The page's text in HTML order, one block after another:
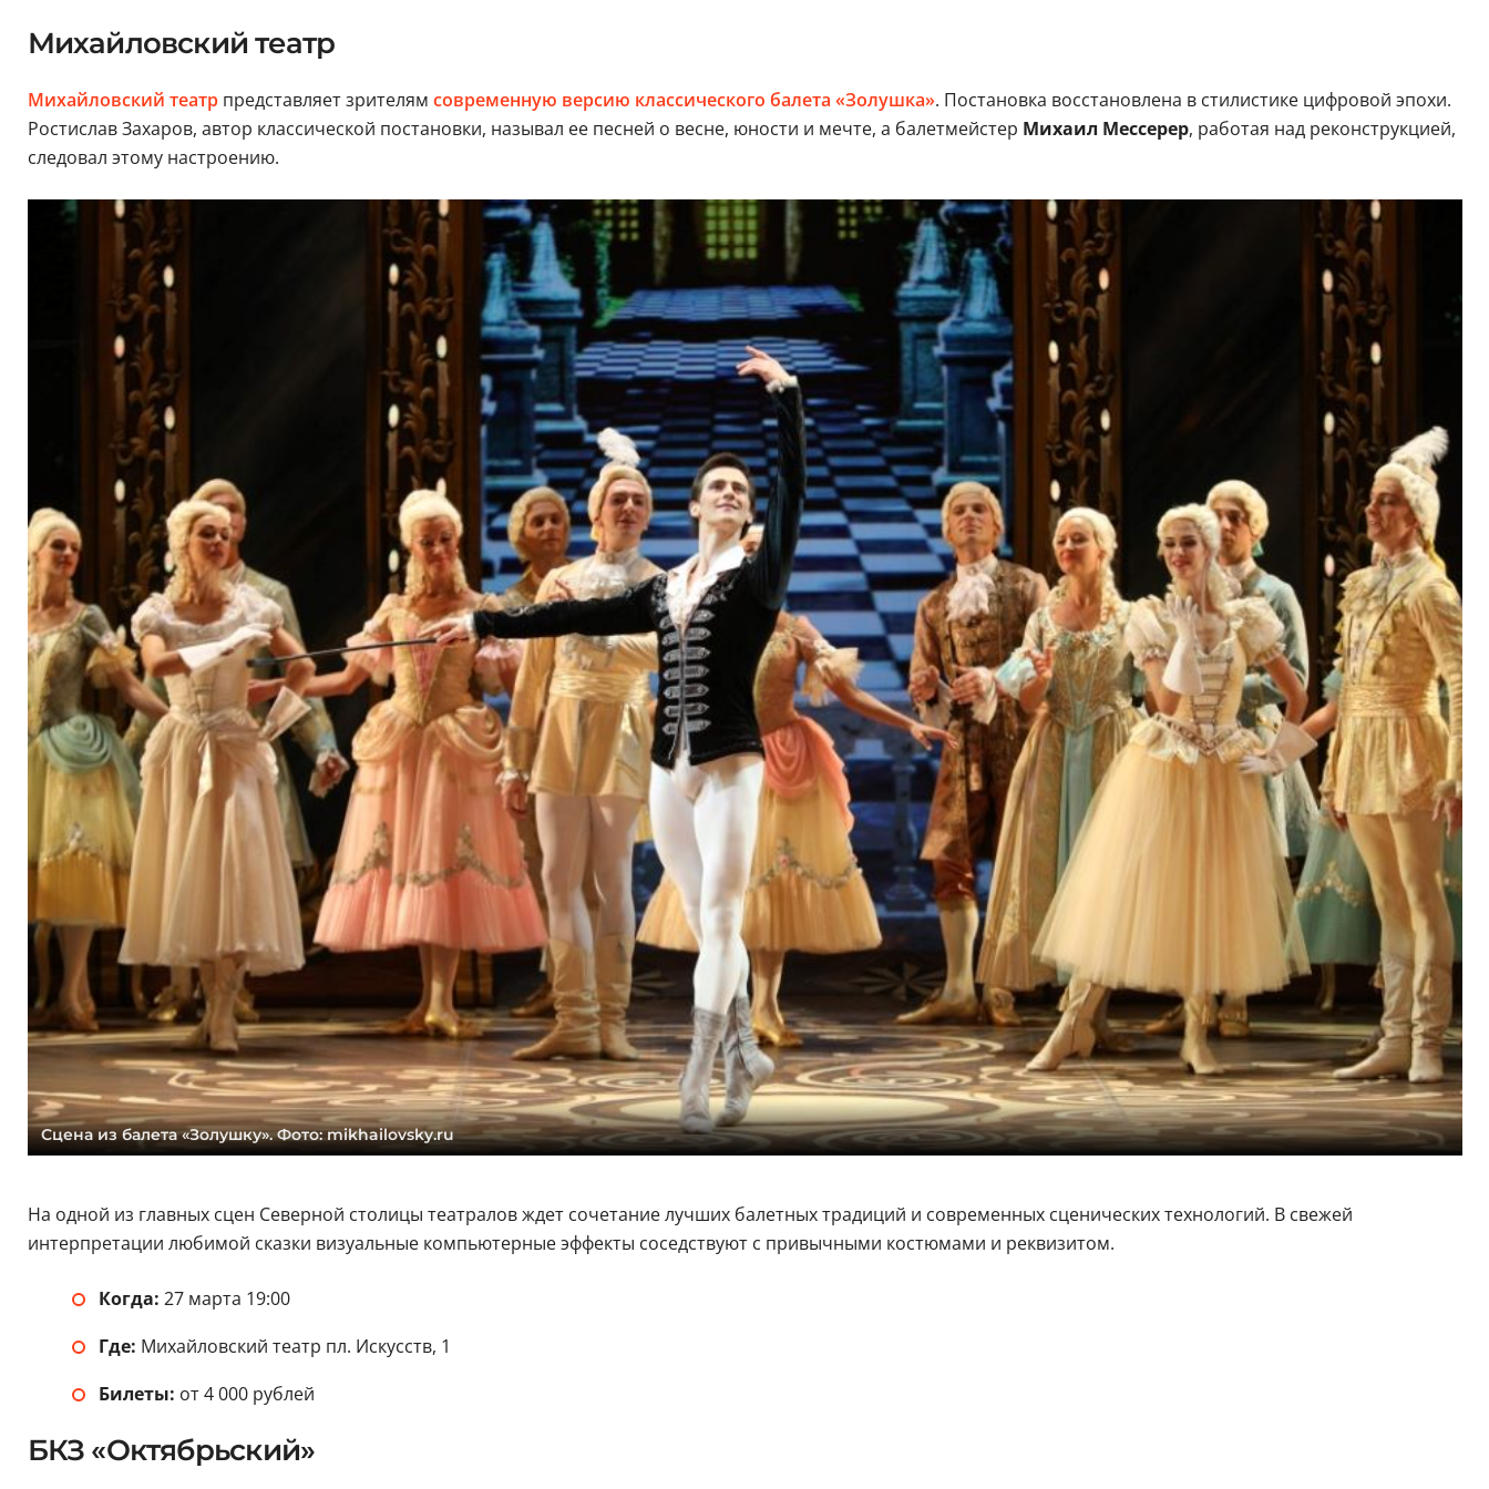
Михайловский театр
Михайловский театрпредставляет зрителям современную версию классического балета «Золушка». Постановка восстановлена в стилистике цифровой эпохи.
Ростислав Захаров, автор классической постановки, называл ее песней о весне, юности и мечте, а балетмейстер Михаил Мессерер, работая над реконструкцией,
следовал этому настроению.
Сцена из балета «Золушку». Фото: mikhailovsky.ru
На одной из главных сцен Северной столицы театралов ждет сочетание лучших балетных традиций и современных сценических технологий. В свежей
интерпретации любимой сказки визуальные компьютерные эффекты соседствуют с привычными костюмами и реквизитом.
Когда: 27 марта 19:00
Где: Михайловский театр пл. Искусств, 1
Билеты: от 4 000 рублей
БКЗ «Октябрьский»